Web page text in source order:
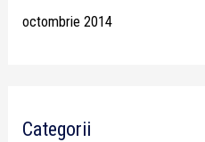
octombrie 2014
Categorii